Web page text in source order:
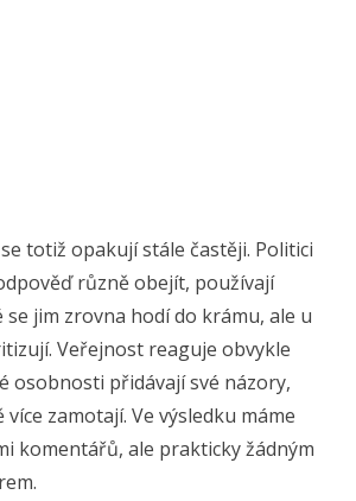
totiž opakují stále častěji. Politici
různě obejít, používají
jim zrovna hodí do krámu, ale u
Veřejnost reaguje obvykle
osobnosti přidávají své názory,
zamotají. Ve výsledku máme
komentářů, ale prakticky žádným